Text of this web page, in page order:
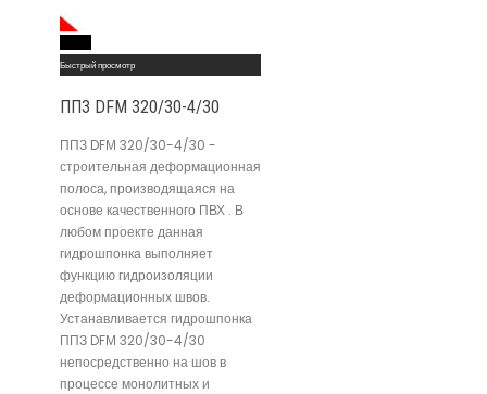
Быстрый просмотр
ППЗ DFМ 320/30-4/30
ППЗ DFМ 320/30-4/30 -
строительная деформационная
полоса, производящаяся на
основе качественного ПВХ . В
любом проекте данная
гидрошпонка выполняет
функцию гидроизоляции
деформационных швов.
Устанавливается гидрошпонка
ППЗ DFМ 320/30-4/30
непосредственно на шов в
процессе монолитных и